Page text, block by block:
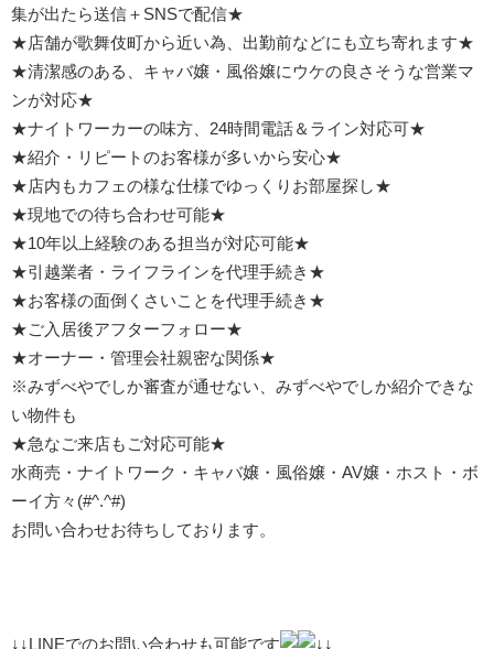
集が出たら送信＋SNSで配信★
★店舗が歌舞伎町から近い為、出勤前などにも立ち寄れます★
★清潔感のある、キャバ嬢・風俗嬢にウケの良さそうな営業マ
ンが対応★
★ナイトワーカーの味方、24時間電話＆ライン対応可★
★紹介・リピートのお客様が多いから安心★
★店内もカフェの様な仕様でゆっくりお部屋探し★
★現地での待ち合わせ可能★
★10年以上経験のある担当が対応可能★
★引越業者・ライフラインを代理手続き★
★お客様の面倒くさいことを代理手続き★
★ご入居後アフターフォロー★
★オーナー・管理会社親密な関係★
※みずべやでしか審査が通せない、みずべやでしか紹介できな
い物件も
★急なご来店もご対応可能★
水商売・ナイトワーク・キャバ嬢・風俗嬢・AV嬢・ホスト・ボ
ーイ方々(#^.^#)
お問い合わせお待ちしております。
↓↓LINEでのお問い合わせも可能です ↓↓